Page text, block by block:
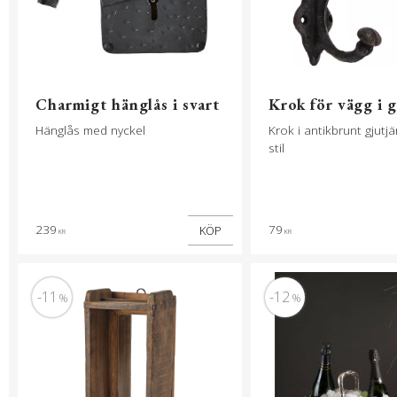
Charmigt hänglås i svart
Hänglås med nyckel
239 KR KÖP
Krok för vägg i
Krok i antikbrunt
stil
79 KR
11 % 12%